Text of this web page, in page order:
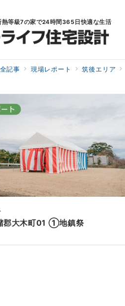
熱等級7の家で24時間365日快適な生活
記事 現場レポート 筑後エリア
郡大木町01 ①地鎮祭